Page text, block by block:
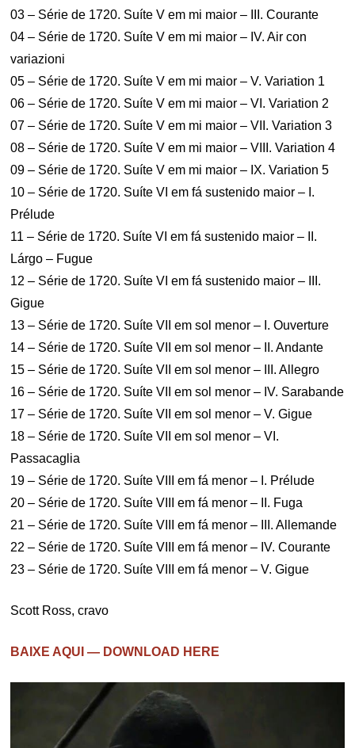
03 – Série de 1720. Suíte V em mi maior – III. Courante
04 – Série de 1720. Suíte V em mi maior – IV. Air con
variazioni
05 – Série de 1720. Suíte V em mi maior – V. Variation 1
06 – Série de 1720. Suíte V em mi maior – VI. Variation 2
07 – Série de 1720. Suíte V em mi maior – VII. Variation 3
08 – Série de 1720. Suíte V em mi maior – VIII. Variation 4
09 – Série de 1720. Suíte V em mi maior – IX. Variation 5
10 – Série de 1720. Suíte VI em fá sustenido maior – I.
Prélude
11 – Série de 1720. Suíte VI em fá sustenido maior – II.
Lárgo – Fugue
12 – Série de 1720. Suíte VI em fá sustenido maior – III.
Gigue
13 – Série de 1720. Suíte VII em sol menor – I. Ouverture
14 – Série de 1720. Suíte VII em sol menor – II. Andante
15 – Série de 1720. Suíte VII em sol menor – III. Allegro
16 – Série de 1720. Suíte VII em sol menor – IV. Sarabande
17 – Série de 1720. Suíte VII em sol menor – V. Gigue
18 – Série de 1720. Suíte VII em sol menor – VI.
Passacaglia
19 – Série de 1720. Suíte VIII em fá menor – I. Prélude
20 – Série de 1720. Suíte VIII em fá menor – II. Fuga
21 – Série de 1720. Suíte VIII em fá menor – III. Allemande
22 – Série de 1720. Suíte VIII em fá menor – IV. Courante
23 – Série de 1720. Suíte VIII em fá menor – V. Gigue
Scott Ross, cravo
BAIXE AQUI — DOWNLOAD HERE